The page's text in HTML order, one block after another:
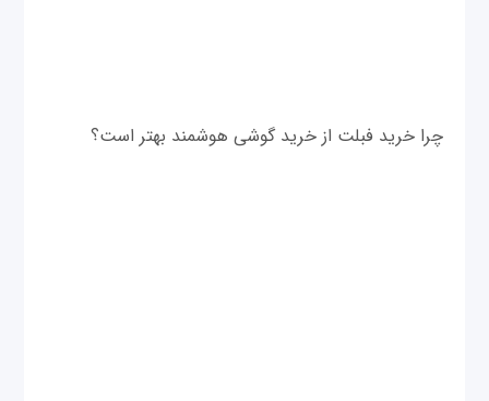
چرا خرید فبلت از خرید گوشی هوشمند بهتر است؟